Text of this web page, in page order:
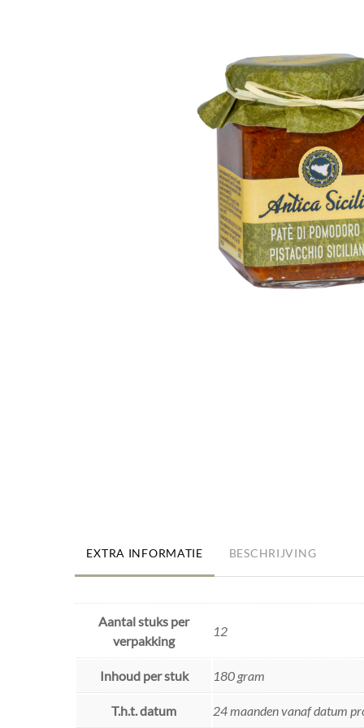
EXTRA INFORMATIE BESCHRIJVING
Aantal stuks per
verpakking
12
Inhoud per stuk 180 gram
T.h.t. datum 24 maanden vanaf datum